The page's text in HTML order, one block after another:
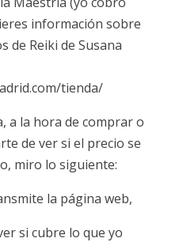
información sobre
de Reiki de Susana
tienda/
a la hora de comprar o
de ver si el precio se
miro lo siguiente:
la página web,
si cubre lo que yo